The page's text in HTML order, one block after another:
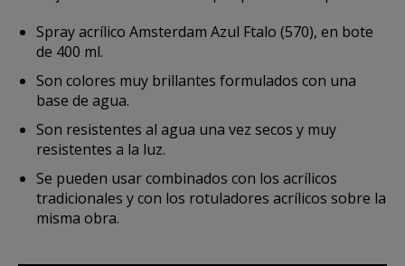
Spray acrílico Amsterdam Azul Ftalo (570), en bote
de 400 ml.
Son colores muy brillantes formulados con una
base de agua.
Son resistentes al agua una vez secos y muy
resistentes a la luz.
Se pueden usar combinados con los acrílicos
tradicionales y con los rotuladores acrílicos sobre la
misma obra.